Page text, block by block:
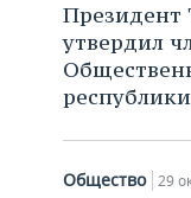
Президент
утвердил
республики
Общество 29